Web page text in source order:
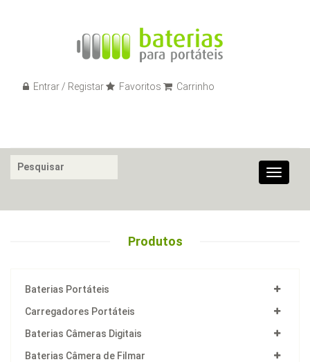
Entrar / Registar Favoritos Carrinho
Toggle
Produtos
Baterias Portáteis
Carregadores Portáteis
Baterias Câmeras Digitais
Baterias Câmera de Filmar